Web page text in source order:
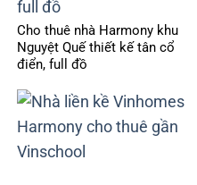
Cho thuê nhà Harmony khu
Nguyệt Quế thiết kế tân cổ
điển, full đồ